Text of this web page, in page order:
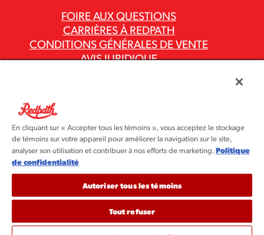
FOIRE AUX QUESTIONS
CARRIÈRES À REDPATH
CONDITIONS GÉNÉRALES DE VENTE
AVIS JURIDIQUE
CONTRE L’ESCLAVAGE MODERNE
CODES ET POLITIQUES DU GROUPE ASR
©2026 Redpath Sugar Ltée. Tous droits réservés. Redpath
Sugar fait partie du groupe ASR®.
En cliquant sur « Accepter tous les témoins », vous acceptez le stockage
de témoins sur votre appareil pour améliorer la navigation sur le site,
analyser son utilisation et contribuer à nos efforts de marketing.Politique
de confidentialité
Autoriser tous les témoins
Tout refuser